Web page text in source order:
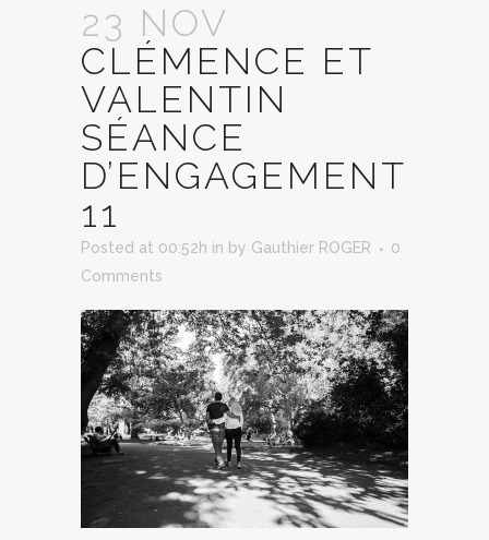
23 NOV
CLÉMENCE ET
VALENTIN
SÉANCE
D’ENGAGEMENT
11
Posted at 00:52h in by Gauthier ROGER
0
Comments